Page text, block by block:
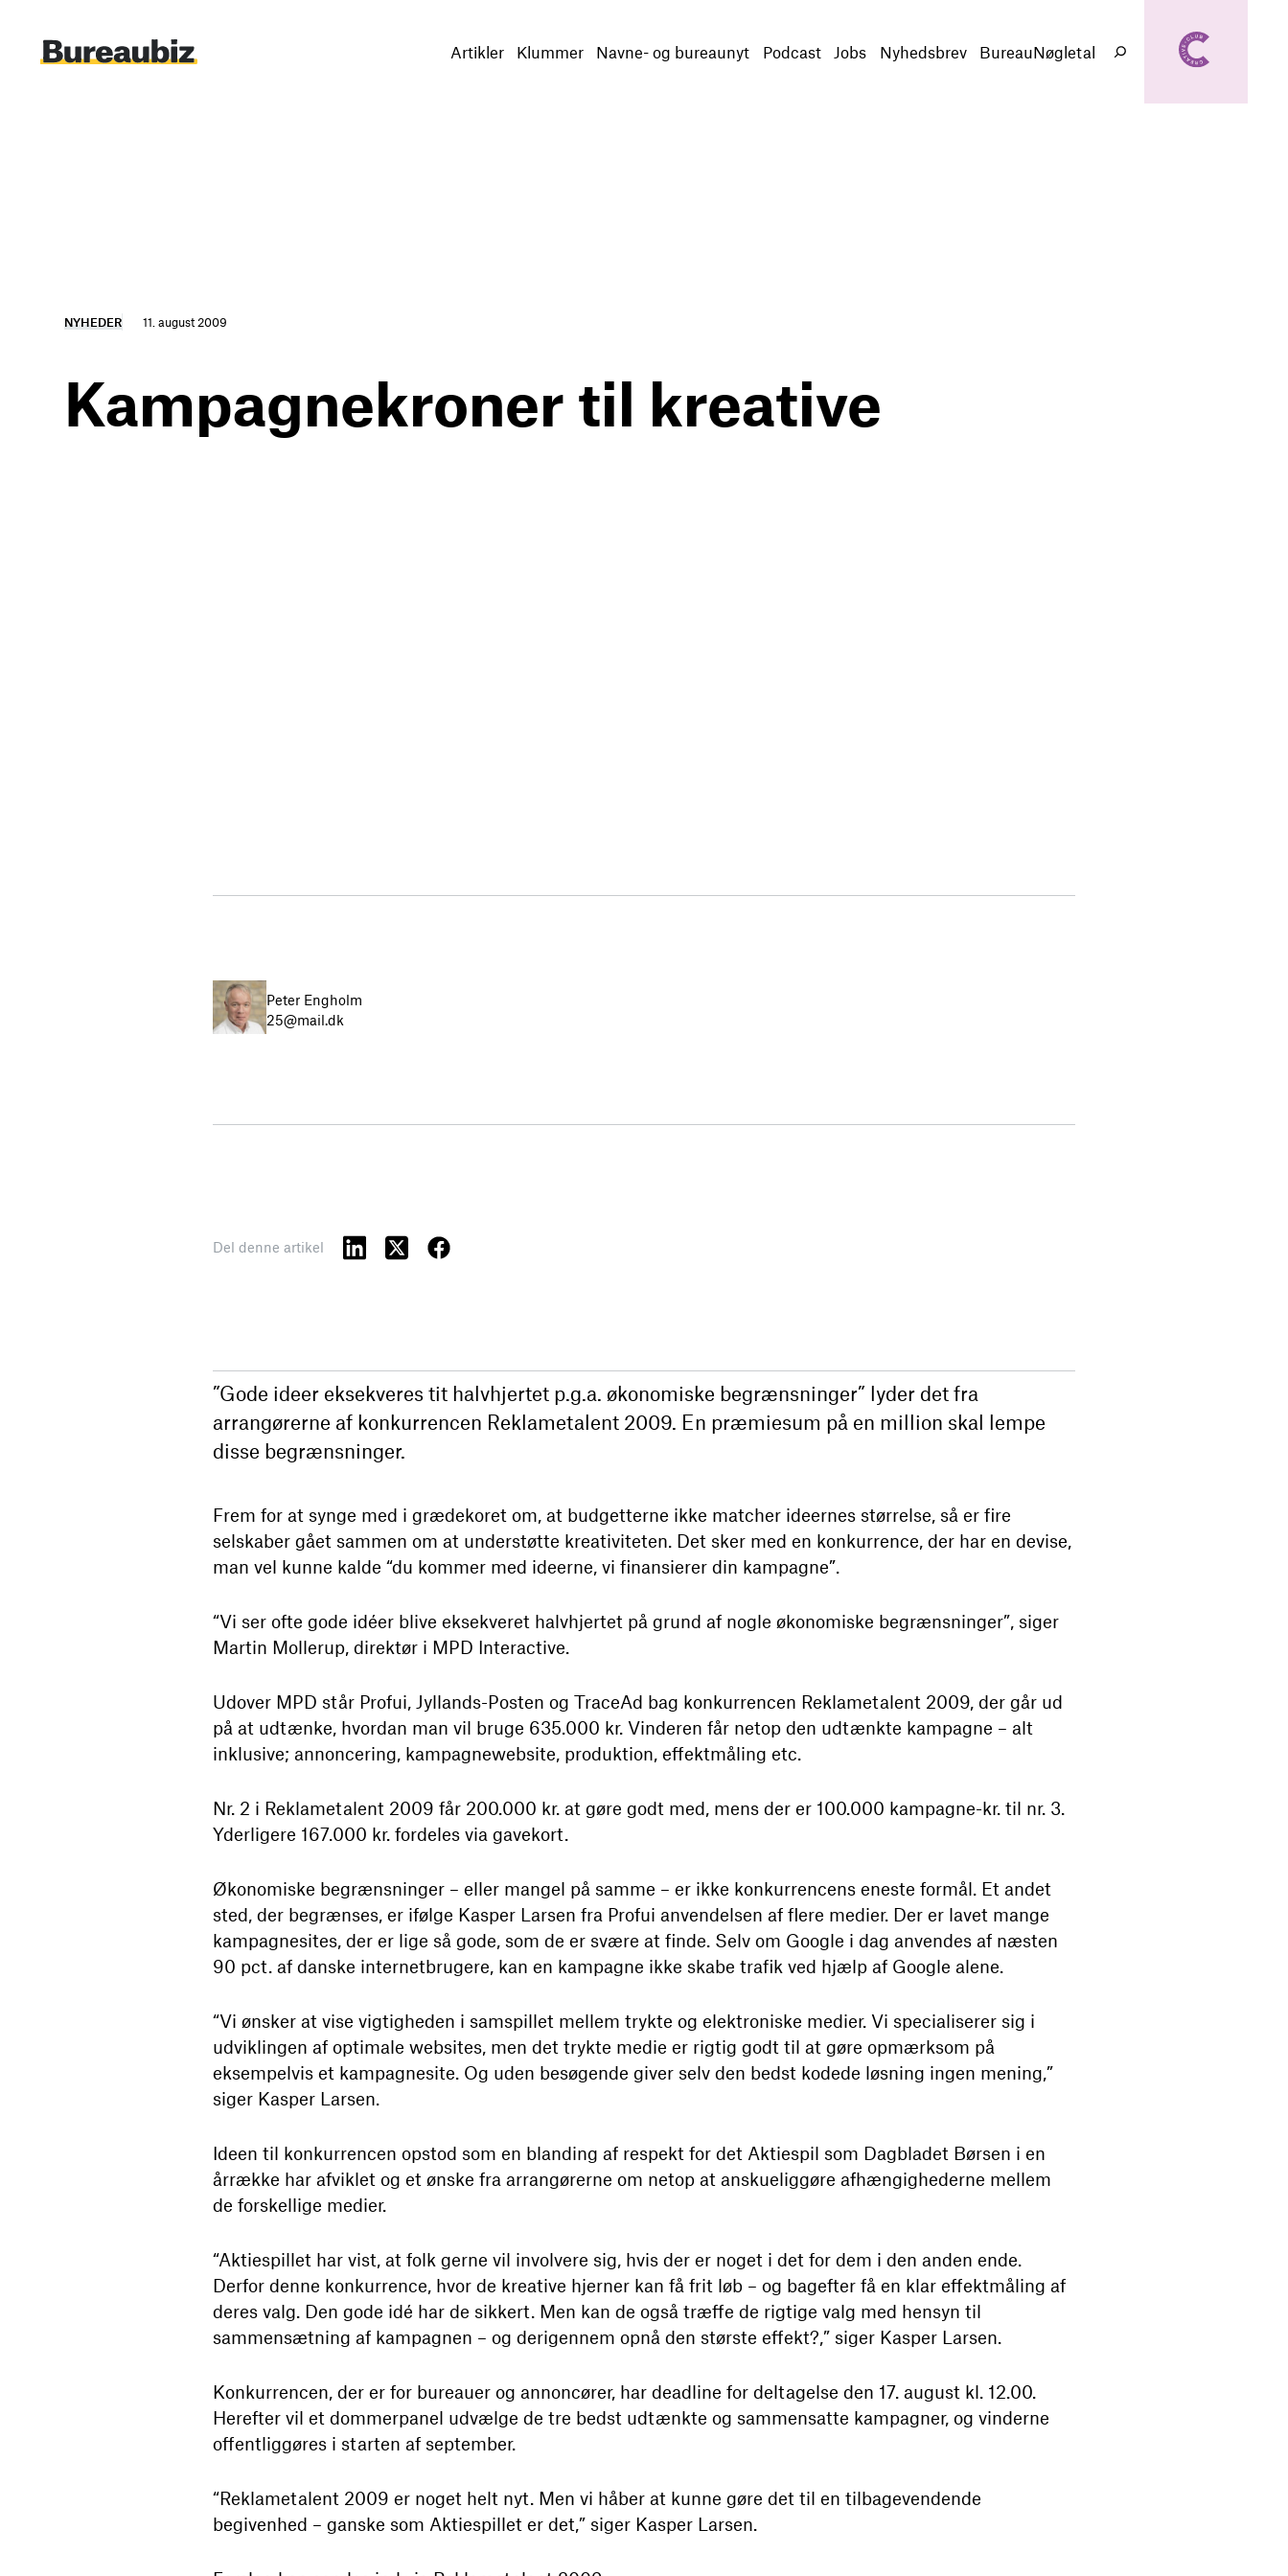
indhold
Artikler Klummer Navne- og bureaunyt Podcast Jobs Nyhedsbrev BureauNøgletal
Søg
NYHEDER 11. august 2009
Kampagnekroner til kreative
Peter Engholm
25@mail.dk
Del denne artikel
”Gode ideer eksekveres tit halvhjertet p.g.a. økonomiske begrænsninger” lyder det fra
arrangørerne af konkurrencen Reklametalent 2009. En præmiesum på en million skal lempe
disse begrænsninger.
Frem for at synge med i grædekoret om, at budgetterne ikke matcher ideernes størrelse, så er fire
selskaber gået sammen om at understøtte kreativiteten. Det sker med en konkurrence, der har en devise,
man vel kunne kalde “du kommer med ideerne, vi finansierer din kampagne”.
“Vi ser ofte gode idéer blive eksekveret halvhjertet på grund af nogle økonomiske begrænsninger”, siger
Martin Mollerup, direktør i MPD Interactive.
Udover MPD står Profui, Jyllands-Posten og TraceAd bag konkurrencen Reklametalent 2009, der går ud
på at udtænke, hvordan man vil bruge 635.000 kr. Vinderen får netop den udtænkte kampagne – alt
inklusive; annoncering, kampagnewebsite, produktion, effektmåling etc.
Nr. 2 i Reklametalent 2009 får 200.000 kr. at gøre godt med, mens der er 100.000 kampagne-kr. til nr. 3.
Yderligere 167.000 kr. fordeles via gavekort.
Økonomiske begrænsninger – eller mangel på samme – er ikke konkurrencens eneste formål. Et andet
sted, der begrænses, er ifølge Kasper Larsen fra Profui anvendelsen af flere medier. Der er lavet mange
kampagnesites, der er lige så gode, som de er svære at finde. Selv om Google i dag anvendes af næsten
90 pct. af danske internetbrugere, kan en kampagne ikke skabe trafik ved hjælp af Google alene.
“Vi ønsker at vise vigtigheden i samspillet mellem trykte og elektroniske medier. Vi specialiserer sig i
udviklingen af optimale websites, men det trykte medie er rigtig godt til at gøre opmærksom på
eksempelvis et kampagnesite. Og uden besøgende giver selv den bedst kodede løsning ingen mening,”
siger Kasper Larsen.
Ideen til konkurrencen opstod som en blanding af respekt for det Aktiespil som Dagbladet Børsen i en
årrække har afviklet og et ønske fra arrangørerne om netop at anskueliggøre afhængighederne mellem
de forskellige medier.
“Aktiespillet har vist, at folk gerne vil involvere sig, hvis der er noget i det for dem i den anden ende.
Derfor denne konkurrence, hvor de kreative hjerner kan få frit løb – og bagefter få en klar effektmåling af
deres valg. Den gode idé har de sikkert. Men kan de også træffe de rigtige valg med hensyn til
sammensætning af kampagnen – og derigennem opnå den største effekt?,” siger Kasper Larsen.
Konkurrencen, der er for bureauer og annoncører, har deadline for deltagelse den 17. august kl. 12.00.
Herefter vil et dommerpanel udvælge de tre bedst udtænkte og sammensatte kampagner, og vinderne
offentliggøres i starten af september.
“Reklametalent 2009 er noget helt nyt. Men vi håber at kunne gøre det til en tilbagevendende
begivenhed – ganske som Aktiespillet er det,” siger Kasper Larsen.